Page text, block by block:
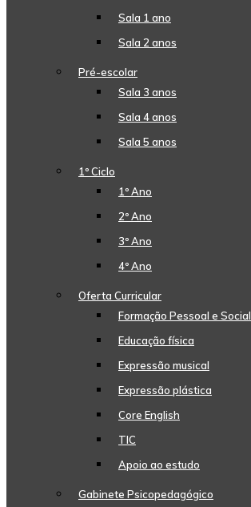
Sala 1 ano
Sala 2 anos
Pré-escolar
Sala 3 anos
Sala 4 anos
Sala 5 anos
1º Ciclo
1º Ano
2º Ano
3º Ano
4º Ano
Oferta Curricular
Formação Pessoal e Social
Educação física
Expressão musical
Expressão plástica
Core English
TIC
Apoio ao estudo
Gabinete Psicopedagógico